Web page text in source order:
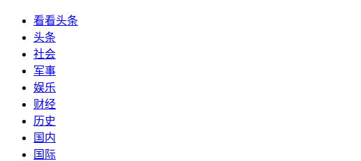
看看头条
头条
社会
军事
娱乐
财经
历史
国内
国际